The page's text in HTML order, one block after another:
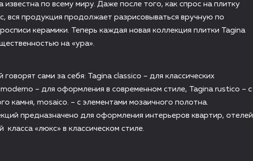
известна по всему миру. Даже после того, как спрос на плитку
вся продукция продолжает разрисовываться вручную по
керамики. Теперь каждая новая коллекция плитки Tagina
на «ура».
говорят сами за себя: Tagina classico – для классических
– для оформления в современном стиле, Tagina rustico – с
камня, mosaico. – с элементами мозаичного полотна.
предназначено для оформления интерьеров квартир, отелей
«люкс» в классическом стиле.